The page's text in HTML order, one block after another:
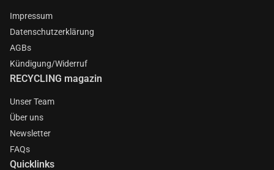
Impressum
Datenschutzerklärung
AGBs
Kündigung/Widerruf
RECYCLING magazin
Unser Team
Über uns
Newsletter
FAQs
Quicklinks